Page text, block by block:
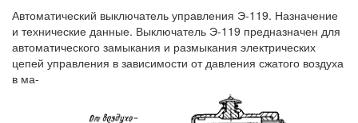
Автоматический выключатель управления Э-119. Назначение
и технические данные. Выключатель Э-119 предназначен для
автоматического замыкания и размыкания электрических
цепей управления в зависимости от давления сжатого воздуха
в ма-